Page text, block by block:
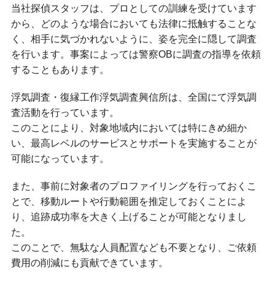
当社探偵スタッフは、プロとしての訓練を受けています
から、どのような場合においても法律に抵触することな
く、相手に気づかれないように、姿を完全に隠して調査
を行います。事案によっては警察OBに調査の指導を依頼
することもあります。
浮気調査・復縁工作浮気調査興信所は、全国にて浮気調
査活動を行っています。
このことにより、対象地域内においては特にきめ細か
い、最高レベルのサービスとサポートを実施することが
可能になっています。
また、事前に対象者のプロファイリングを行っておくこ
とで、移動ルートや行動範囲を推定しておくことによ
り、追跡成功率を大きく上げることが可能となりまし
た。
このことで、無駄な人員配置なども不要となり、ご依頼
費用の削減にも貢献できています。